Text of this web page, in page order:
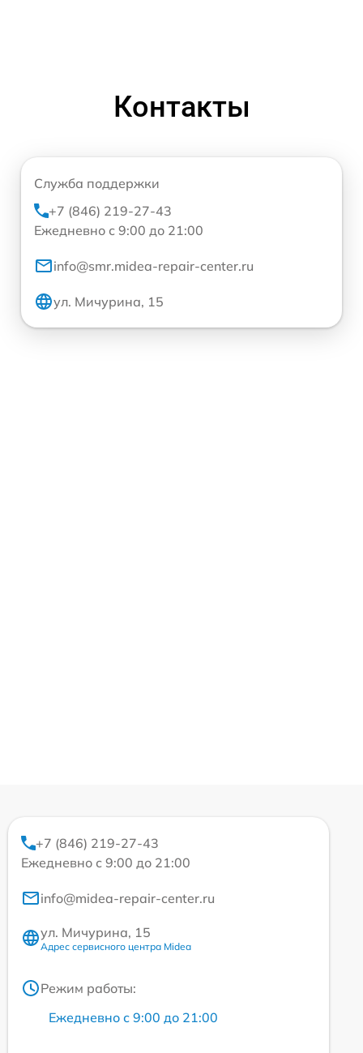
Контакты
Служба поддержки
+7 (846) 219-27-43
Ежедневно с 9:00 до 21:00
info@smr.midea-repair-center.ru
ул. Мичурина, 15
+7 (846) 219-27-43
Ежедневно с 9:00 до 21:00
info@midea-repair-center.ru
ул. Мичурина, 15
Адрес сервисного центра Midea
Режим работы:
Ежедневно с 9:00 до 21:00